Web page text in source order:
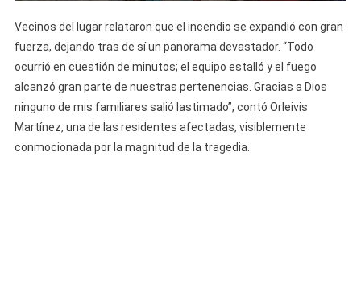
Vecinos del lugar relataron que el incendio se expandió con gran
fuerza, dejando tras de sí un panorama devastador. “Todo
ocurrió en cuestión de minutos; el equipo estalló y el fuego
alcanzó gran parte de nuestras pertenencias. Gracias a Dios
ninguno de mis familiares salió lastimado”, contó Orleivis
Martínez, una de las residentes afectadas, visiblemente
conmocionada por la magnitud de la tragedia.